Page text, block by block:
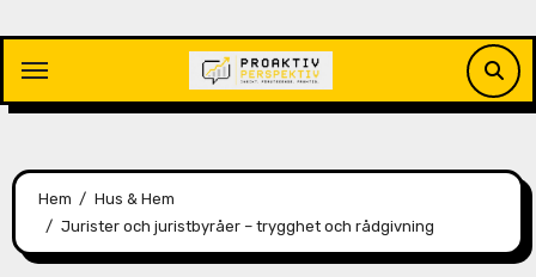
innehåll
Hem
Hus & Hem
Jurister och juristbyråer – trygghet och rådgivning